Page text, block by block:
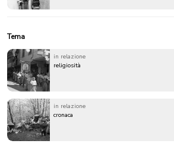
Tema
in relazione
religiosità
in relazione
cronaca